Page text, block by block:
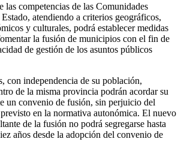
las competencias de las Comunidades
atendiendo a criterios geográficos,
y culturales, podrá establecer medidas
la fusión de municipios con el fin de
de gestión de los asuntos públicos
con independencia de su población,
de la misma provincia podrán acordar su
un convenio de fusión, sin perjuicio del
en la normativa autonómica. El nuevo
de la fusión no podrá segregarse hasta
años desde la adopción del convenio de